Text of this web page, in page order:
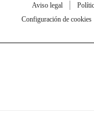
Aviso legal
Configuración de cookies